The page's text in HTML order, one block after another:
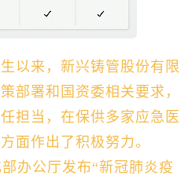
以来，新兴铸管股份有限
部署和国资委相关要求，
担当，在保供多家应急医
面作出了积极努力。
办公厅发布“新冠肺炎疫